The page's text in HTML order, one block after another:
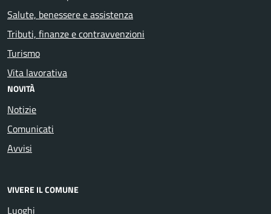
Salute, benessere e assistenza
Tributi, finanze e contravvenzioni
Turismo
Vita lavorativa
NOVITÀ
Notizie
Comunicati
Avvisi
VIVERE IL COMUNE
Luoghi